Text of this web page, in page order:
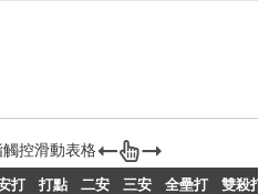
打 打點 二安 三安 全壘打 雙殺打